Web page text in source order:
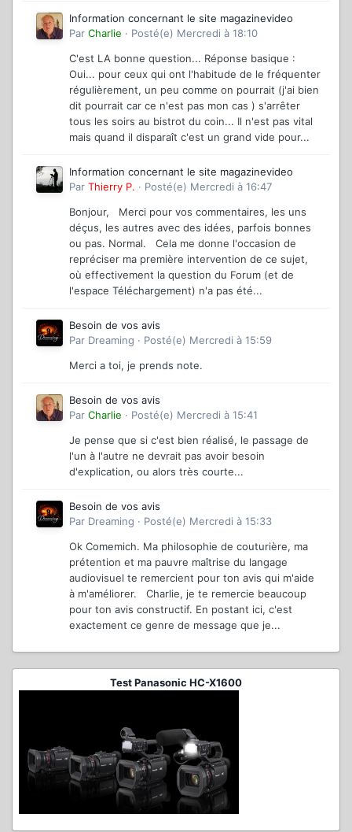
Information concernant le site magazinevideo
Par Charlie · Posté(e) Mercredi à 18:10
C'est LA bonne question... Réponse basique :
Oui... pour ceux qui ont l'habitude de le fréquenter
régulièrement, un peu comme on pourrait (j'ai bien
dit pourrait car ce n'est pas mon cas ) s'arrêter
tous les soirs au bistrot du coin... Il n'est pas vital
mais quand il disparaît c'est un grand vide pour...
Information concernant le site magazinevideo
Par Thierry P. · Posté(e) Mercredi à 16:47
Bonjour, Merci pour vos commentaires, les uns
déçus, les autres avec des idées, parfois bonnes
ou pas. Normal. Cela me donne l'occasion de
repréciser ma première intervention de ce sujet,
où effectivement la question du Forum (et de
l'espace Téléchargement) n'a pas été...
Besoin de vos avis
Par Dreaming · Posté(e) Mercredi à 15:59
Merci a toi, je prends note.
Besoin de vos avis
Par Charlie · Posté(e) Mercredi à 15:41
Je pense que si c'est bien réalisé, le passage de
l'un à l'autre ne devrait pas avoir besoin
d'explication, ou alors très courte...
Besoin de vos avis
Par Dreaming · Posté(e) Mercredi à 15:33
Ok Comemich. Ma philosophie de couturière, ma
prétention et ma pauvre maîtrise du langage
audiovisuel te remercient pour ton avis qui m'aide
à m'améliorer. Charlie, je te remercie beaucoup
pour ton avis constructif. En postant ici, c'est
exactement ce genre de message que je...
Test Panasonic HC-X1600